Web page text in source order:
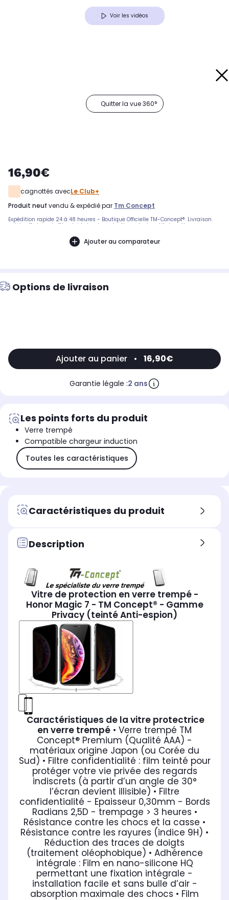
Voir les vidéos
Quitter la vue 360°
16,90€
cagnottés avecLe Club+
produit neuf vendu & expédié par Tm Concept
Expédition rapide 24 à 48 heures - Boutique Officielle TM-Concept®. Livraison
suivie offerte en boîtier rigide haute protection. - Inclus : kit de nettoyage
Ajouter au comparateur
Options de livraison
Ajouter au panier • 16,90€
Garantie légale :2 ans
Les points forts du produit
Verre trempé
Compatible chargeur induction
Toutes les caractéristiques
Caractéristiques du produit
Description
Vitre de protection en verre trempé -
Honor Magic 7 - TM Concept® - Gamme
Privacy (teinté Anti-espion)
Caractéristiques de la vitre protectrice
en verre trempé • Verre trempé TM
Concept® Premium (Qualité AAA) -
matériaux origine Japon (ou Corée du
Sud) • Filtre confidentialité : film teinté pour
protéger votre vie privée des regards
indiscrets (à partir d’un angle de 30°
l’écran devient illisible) • Filtre
confidentialité - Epaisseur 0,30mm - Bords
Radians 2,5D - trempage > 3 heures •
Résistance contre les chocs et la casse •
Résistance contre les rayures (indice 9H) •
Réduction des traces de doigts
(traitement oléophobique) • Adhérence
intégrale : Film en nano-silicone HQ
permettant une fixation intégrale -
installation facile et sans bulle d’air -
absorption maximale des chocs • Film